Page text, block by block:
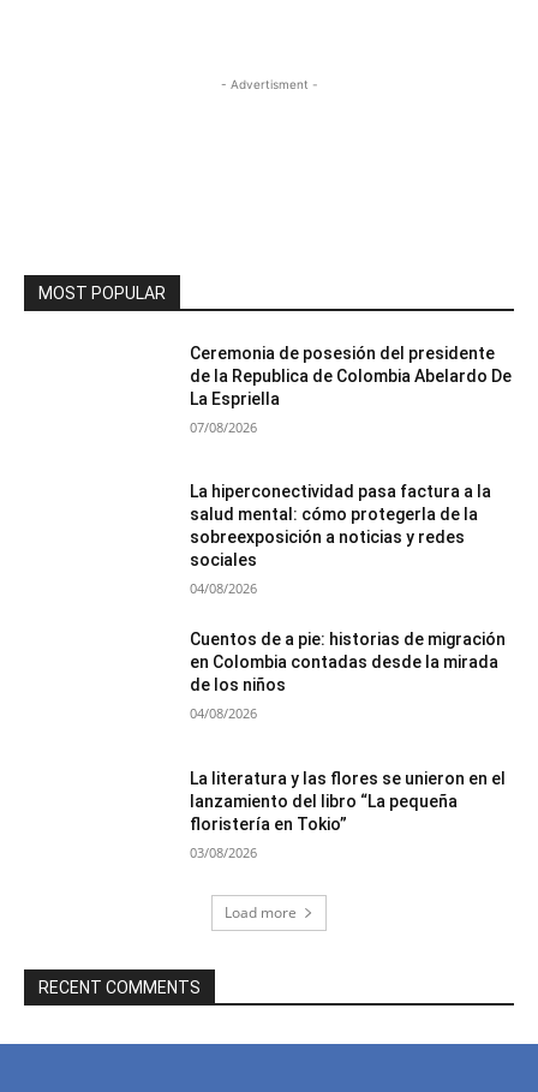
- Advertisment -
MOST POPULAR
Ceremonia de posesión del presidente
de la Republica de Colombia Abelardo De
La Espriella
07/08/2026
La hiperconectividad pasa factura a la
salud mental: cómo protegerla de la
sobreexposición a noticias y redes
sociales
04/08/2026
Cuentos de a pie: historias de migración
en Colombia contadas desde la mirada
de los niños
04/08/2026
La literatura y las flores se unieron en el
lanzamiento del libro “La pequeña
floristería en Tokio”
03/08/2026
Load more
RECENT COMMENTS